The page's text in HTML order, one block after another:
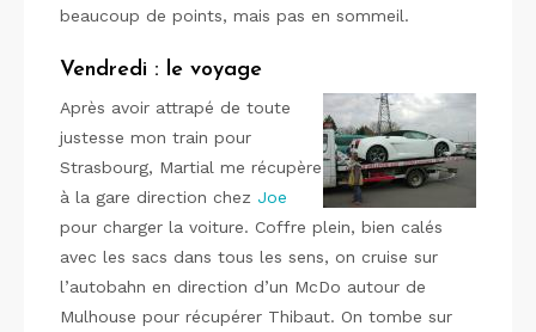
beaucoup de points, mais pas en sommeil.
Vendredi : le voyage
Après avoir attrapé de toute
justesse mon train pour
Strasbourg, Martial me récupère
à la gare direction chez Joe
pour charger la voiture. Coffre plein, bien calés
avec les sacs dans tous les sens, on cruise sur
l’autobahn en direction d’un McDo autour de
Mulhouse pour récupérer Thibaut. On tombe sur